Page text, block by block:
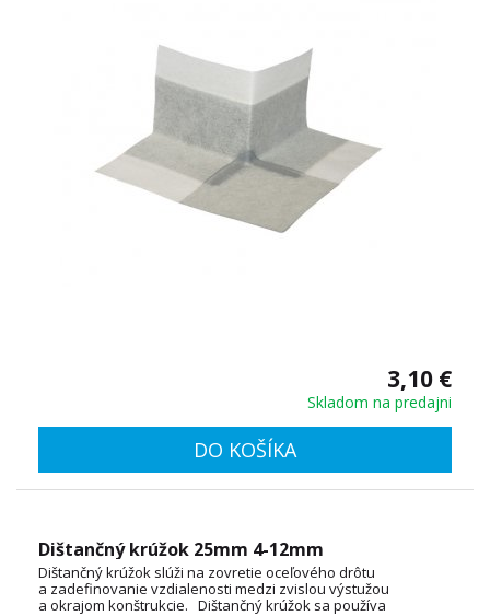
3,10 €
Skladom na predajni
DO KOŠÍKA
Dištančný krúžok 25mm 4-12mm
Dištančný krúžok slúži na zovretie oceľového drôtu
a zadefinovanie vzdialenosti medzi zvislou výstužou
a okrajom konštrukcie. Dištančný krúžok sa používa